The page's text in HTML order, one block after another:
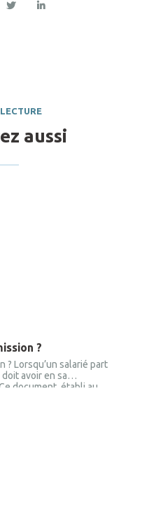
aussi
?
? Lorsqu’un salarié part
avoir en sa
document, établi au
collaborateur, mais
de ses dépenses